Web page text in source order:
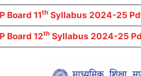
Board 11thSyllabus 2024-25
Board 12thSyllabus 2024-25